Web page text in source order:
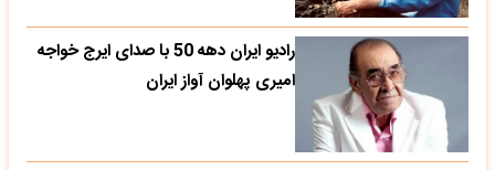
رادیو ایران دهه 50 با صدای ایرج خواجه
امیری پهلوان آواز ایران